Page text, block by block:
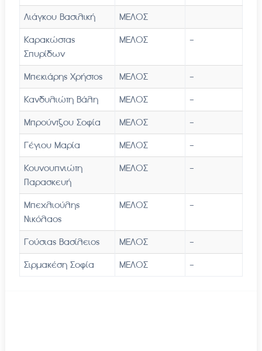
Λιάγκου Βασιλική ΜΕΛΟΣ
Καρακώστας
Σπυρίδων
ΜΕΛΟΣ -
Μπεκιάρης Χρήστος ΜΕΛΟΣ -
Κανδυλιώτη Βάλη ΜΕΛΟΣ -
Μπρούντζου Σοφία ΜΕΛΟΣ -
Γέγιου Μαρία ΜΕΛΟΣ -
Κουνουπνιώτη
Παρασκευή
ΜΕΛΟΣ -
Μπεχλιούλης
Νικόλαος
ΜΕΛΟΣ -
Γούσιας Βασίλειος ΜΕΛΟΣ -
Σιρμακέση Σοφία ΜΕΛΟΣ -